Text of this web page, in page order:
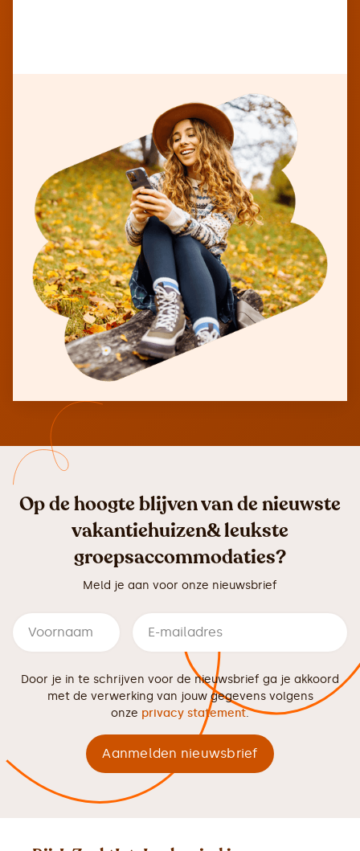
Op de hoogte blijven van de nieuwste
vakantiehuizen& leukste
groepsaccommodaties?
Meld je aan voor onze nieuwsbrief
Door je in te schrijven voor de nieuwsbrief ga je akkoord
met de verwerking van jouw gegevens volgens
onze privacy statement.